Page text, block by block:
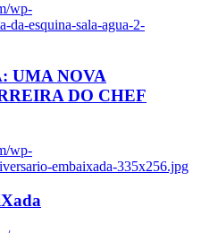
wp-
da-esquina-sala-agua-2-
UMA NOVA
DO CHEF
wp-
embaixada-335x256.jpg